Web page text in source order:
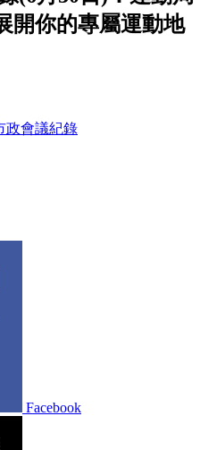
開你的專屬運動地
政會議紀錄
Facebook